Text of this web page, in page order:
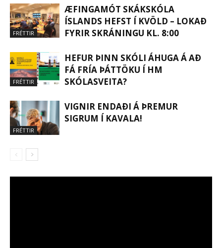
FRÉTTIR
ÆFINGAMÓT SKÁKSKÓLA
ÍSLANDS HEFST Í KVÖLD – LOKAÐ
FYRIR SKRÁNINGU KL. 8:00
FRÉTTIR
HEFUR ÞINN SKÓLI ÁHUGA Á AÐ
FÁ FRÍA ÞÁTTÖKU Í HM
SKÓLASVEITA?
FRÉTTIR
VIGNIR ENDAÐI Á ÞREMUR
SIGRUM Í KAVALA!